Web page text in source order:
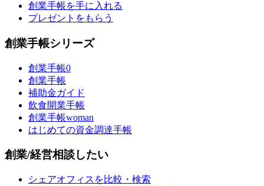
創業手帳を手に入れる
プレゼントをもらう
創業手帳シリーズ
創業手帳0
創業手帳
補助金ガイド
飲食開業手帳
創業手帳woman
はじめての資金調達手帳
創業/経営相談したい
シェアオフィスを比較・検索